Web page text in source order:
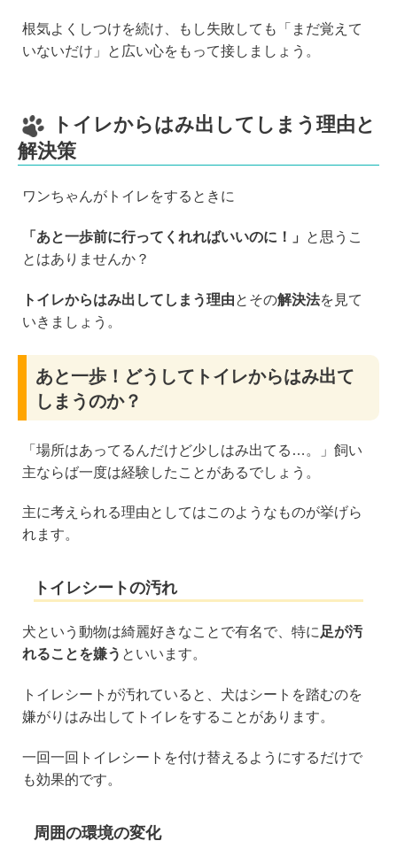
根気よくしつけを続け、もし失敗しても「まだ覚えて
いないだけ」と広い心をもって接しましょう。
トイレからはみ出してしまう理由と
解決策
ワンちゃんがトイレをするときに
「あと一歩前に行ってくれればいいのに！」
と思うこ
とはありませんか？
トイレからはみ出してしまう理由とその解決法を見て
いきましょう。
あと一歩！どうしてトイレからはみ出て
しまうのか？
「場所はあってるんだけど少しはみ出てる…。」飼い
主ならば一度は経験したことがあるでしょう。
主に考えられる理由としてはこのようなものが挙げら
れます。
トイレシートの汚れ
犬という動物は綺麗好きなことで有名で、特に 足が汚
れることを嫌う といいます。
トイレシートが汚れていると、犬はシートを踏むのを
嫌がりはみ出してトイレをすることがあります。
一回一回トイレシートを付け替えるようにするだけで
も効果的です。
周囲の環境の変化